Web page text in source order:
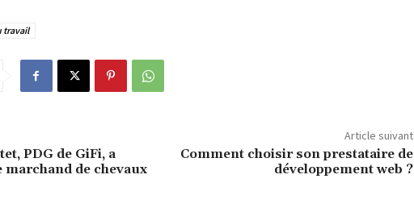
travail
PDG de GiFi, a
marchand de chevaux
Article suivant
Comment choisir son prestataire de
développement web ?